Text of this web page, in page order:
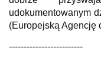
udokumentowanym
(Europejską Agencję
-------------------------